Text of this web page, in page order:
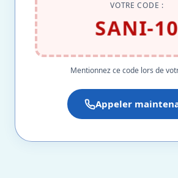
VOTRE CODE :
SANI-10
Mentionnez ce code lors de
Appeler